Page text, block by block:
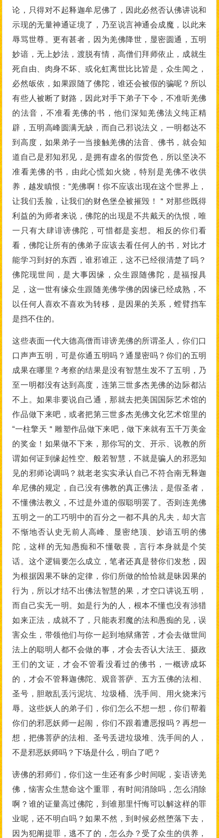
论，只得对不起释迦牟尼佛了，因此必然否认佛讲说和
示现的无量神通证境了，乃至说言神通会成魔，以此来
辱骂世尊。更有甚者，因为羌佛降世，显密圆通，五明
妙谙，无上妙法，渡脱有情，高僧们拜师依止，成就生
死自由、肉身不坏、或化虹离世比比皆是，众生闻之，
必然皈依，如果跟随了佛陀，谁还会被假的骗呢？所以
有些人被断了财路，因此对手下弟子下令，不准听羌佛
的法音，不准看羌佛的书，他们深知羌佛法义纯正精
辟，五明高峰圆满无缺，而自己邪说法义，一明都达不
到高度，如果弟子一当接触羌佛的法音、佛书，就会知
道自己是邪知邪见，是拥有虚名的假货色，所以坚决不
准看羌佛的书，由此心慌如火烧，特别是羌佛不收供
养，越发瞋恨：“羌佛啊！你不应该出现在这个世界上，
让我们丢脸，让我们的财色堡垒被摧毁！＂对那些既得
利益的为师者来说，佛陀的出现是不共戴天的仇恨，唯
一只有大肆诽谤佛陀，可惜都是妄想。相反的你们看
看，佛陀让所有的佛弟子应该去看任何人的书，对比才
能学习到好的东西，谁邪谁正，这不已经很清楚了吗？
佛陀现世间，是大事因缘，众生跟随佛陀，是福报具
足，这一世有缘众生跟随羌佛学佛的因缘已经成熟，不
以任何人喜欢不喜欢为转移，是因果的关系，螳臂挡车
是挡不住的。
这些表面一代大德高僧而诽谤羌佛的所谓圣人，你们口
口声声五明，可是你通五明吗？通显密吗？你们的五明
成果在哪里？考察的结果是没有智慧生发不了五明，乃
至一明都没有达到高度，连第三世多杰羌佛的边际都沾
不上。如果非要说自己通，那就去把美国国际艺术馆的
作品做下来吧，或者把第三世多杰羌佛文化艺术馆里的
“一柱擎天＂雕塑作品做下来吧，做下来就有五千万美金
的奖金！如果做不下来，那你写的文、开示、说教的所
谓如何证到缘起性空、般若智慧，不就是骗人的邪恶知
见的邪师论调吗？就老老实实承认自己不符合南无释迦
牟尼佛的规定，自己没有佛教的真正佛法，是假圣者，
不懂佛法教义，不过是外道的假聪明罢了。否则连羌佛
五明之一的工巧明中的百分之一都不具的凡夫，却大言
不惭地否认史无前人高峰、显密绝顶、妙谙五明的佛
陀，这样的无知愚痴和不懂敬畏，言行本身就是个笑
话。这个逻辑要怎么成立，笔者还真是替你们发愁，因
为根据因果不昧的定律，你们所做的恰恰就是昧因果的
行为，所以才结不出佛法智慧的果，才空口讲说五明，
而自己实无一明。如是行为的人，根本不懂也没有涉猎
如来正法，成就不了，只能表邪魔的法和愚痴的见，误
害众生，带领他们与你一起到地狱痛苦，才会去做世间
法上的聪明人都不会做的事，才会去否认大法王、摄政
王们的文证，才会不管看没看过的佛书，一概谤成坏
的，才会不管释迦佛陀、观音菩萨、五方五佛的法相、
圣号，胆敢乱丢污泥坑、垃圾桶、洗手间、用火烧来污
辱。这些妖人的弟子们，你们怎么不想一想，你们帮着
你们的邪恶妖师一起闹，你们不跟着遭恶报吗？再想一
想，把佛菩萨的法相、圣号丢进垃圾堆、洗手间的人，
不是邪恶妖师吗？下场是什么，明白了吧？
谤佛的邪师们，你们这一生还有多少时间呢，妄语谤羌
佛，恼害众生慧命这个重罪，有时间消除吗，怎么消除
啊？谁的证量高过佛陀，到谁那里忏悔可以解这样的罪
业呢，还不明白吗？如果不然，到时候必然堕落下去，
因为犯阐提罪，逃不了的，怎么办？受了众生的供养，